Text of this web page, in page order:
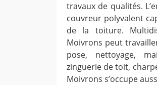
travaux de qualités.
couvreur polyvalent
de la toiture.
Moivrons peut
pose, nettoyage,
zinguerie de toit,
Moivrons s’occupe